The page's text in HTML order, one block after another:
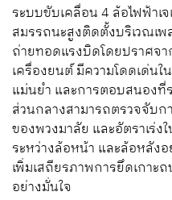
ระบบขับเคลื่อน 4 ล้อไฟฟ้าเ
สมรรถนะสูงติดตั้งบริเวณเ
ถ่ายทอดแรงบิดโดยปราศจา
เครื่องยนต์ มีความโดดเด่น
แม่นยำ และการตอบสนองที่
ส่วนกลางสามารถตรวจจับ
ของพวงมาลัย และอัตราเร่ง
ระหว่างล้อหน้า และล้อหลัง
เพิ่มเสถียรภาพการยึดเกาะ
อย่างมั่นใจ